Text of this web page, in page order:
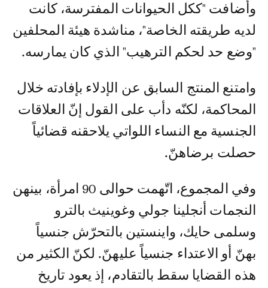
وأضافت "ككل الحيوانات المفترسة، كانت
لديه طريقته الخاصة"، مناشدة هيئة المحلفين
"وضع حد لحكم الترهيب" الذي كان يمارسه.
وامتنع المنتج السابق عن الإدلاء بإفادته خلال
المحاكمة، لكنّه دأب على القول إنّ العلاقات
الجنسية مع النساء اللواتي يلاحقنه قضائياً
حصلت برضاهنّ.
وفي المجموع، اتّهمت حوالى 90 امرأة، بينهن
النجمات أنجلينا جولي وغوينيث بالترو
وسلمى حايك، واينستين بالتحرّش جنسياً
بهنّ أو الاعتداء جنسياً عليهنّ. لكنّ الكثير من
هذه القضايا سقط بالتقادم، إذ يعود تاريخ